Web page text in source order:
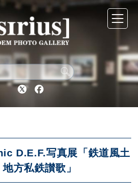
Twitter Facebook
D.E.F.写真展「鉄道風土
方私鉄讃歌」